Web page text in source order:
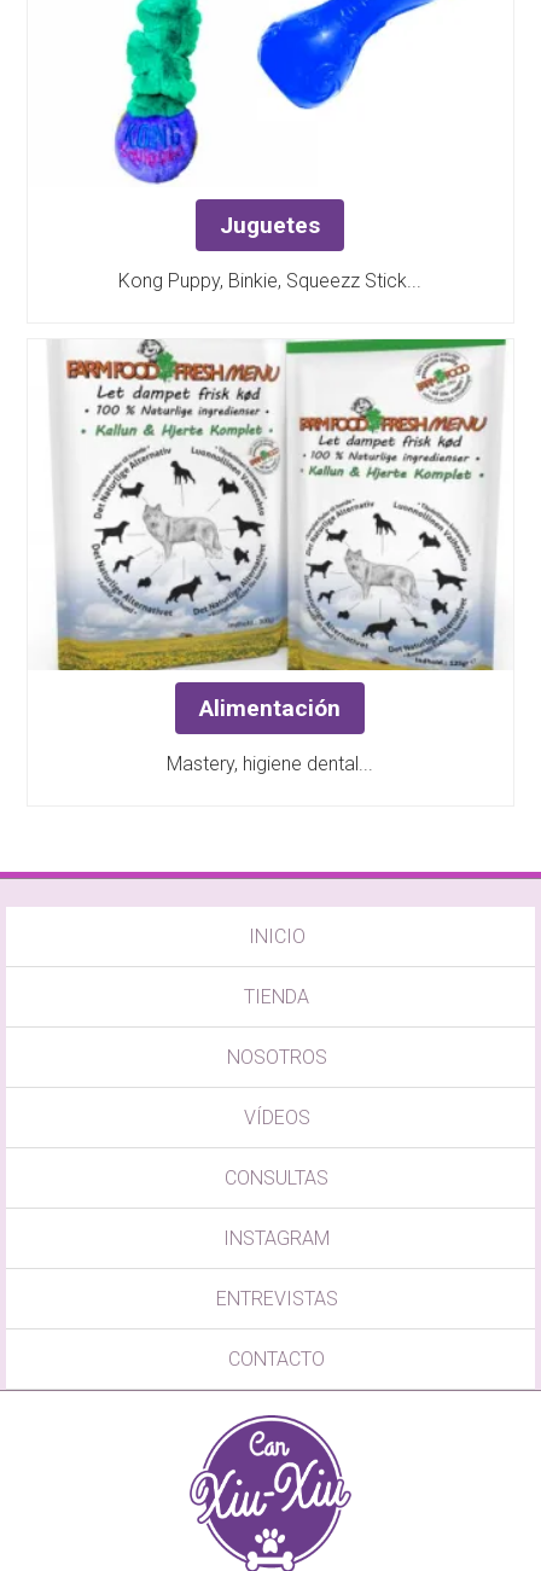
Juguetes
Kong Puppy, Binkie, Squeezz Stick...
Alimentación
Mastery, higiene dental...
INICIO
TIENDA
NOSOTROS
VÍDEOS
CONSULTAS
INSTAGRAM
ENTREVISTAS
CONTACTO